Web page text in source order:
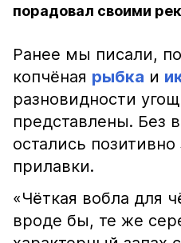
порадовал своими
Ранее мы писали,
копчёная рыбка и
разновидности
представлены. Без
остались
прилавки.
«Чёткая вобла для
вроде бы, те же